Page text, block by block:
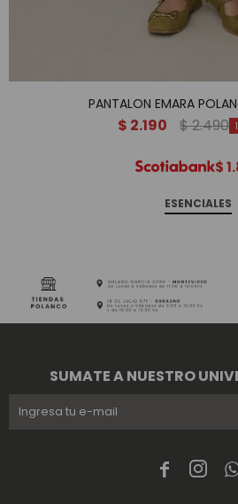
PANTALON EMARA
$ 2.190 $2.490
$
ESENCIALES
 
SUMATE A NUESTRO